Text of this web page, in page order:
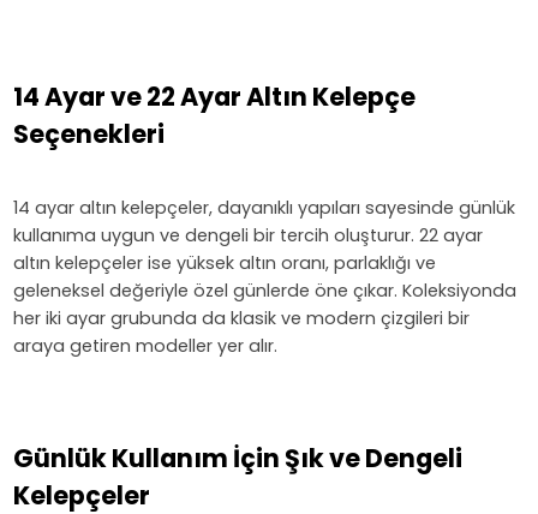
14 Ayar ve 22 Ayar Altın Kelepçe
Seçenekleri
14 ayar altın kelepçeler, dayanıklı yapıları sayesinde günlük
kullanıma uygun ve dengeli bir tercih oluşturur. 22 ayar
altın kelepçeler ise yüksek altın oranı, parlaklığı ve
geleneksel değeriyle özel günlerde öne çıkar. Koleksiyonda
her iki ayar grubunda da klasik ve modern çizgileri bir
araya getiren modeller yer alır.
Günlük Kullanım İçin Şık ve Dengeli
Kelepçeler